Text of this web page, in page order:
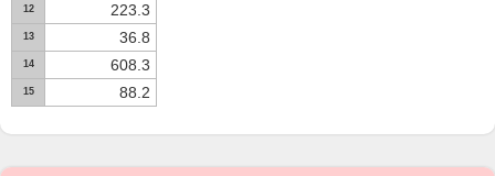
12 223.3
13 36.8
14 608.3
15 88.2